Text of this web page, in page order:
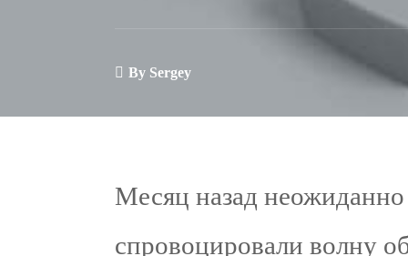
By Sergey
Месяц назад
спровоцировали волну